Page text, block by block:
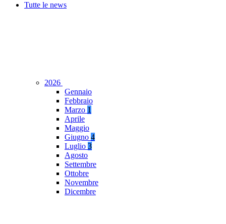
Tutte le news
2026
Gennaio
Febbraio
Marzo 1
Aprile
Maggio
Giugno 4
Luglio 3
Agosto
Settembre
Ottobre
Novembre
Dicembre